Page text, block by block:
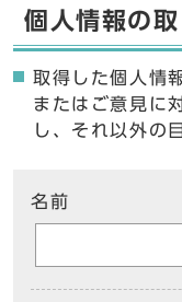
個人情報の
取得した個人情
またはご意見に
し、それ以外の
名前